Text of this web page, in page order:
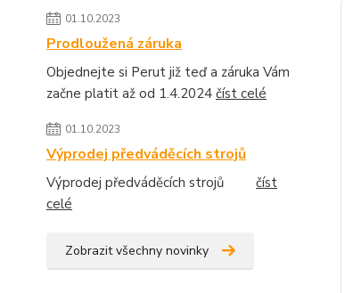
01.10.2023
Prodloužená záruka
Objednejte si Perut již teď a záruka Vám
začne platit až od 1.4.2024 číst celé
01.10.2023
Výprodej předváděcích strojů
Výprodej předváděcích strojů číst
celé
Zobrazit všechny novinky